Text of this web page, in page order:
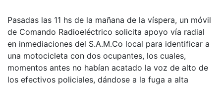
Pasadas las 11 hs de la mañana de la víspera, un móvil
de Comando Radioeléctrico solicita apoyo vía radial
en inmediaciones del S.A.M.Co local para identificar a
una motocicleta con dos ocupantes, los cuales,
momentos antes no habían acatado la voz de alto de
los efectivos policiales, dándose a la fuga a alta